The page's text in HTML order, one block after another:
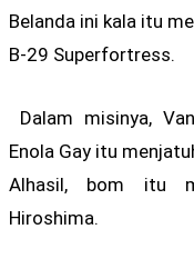
Belanda ini kala itu
B-29 Superfortress.
Dalam misinya,
Enola Gay itu
Alhasil, bom itu
Hiroshima.